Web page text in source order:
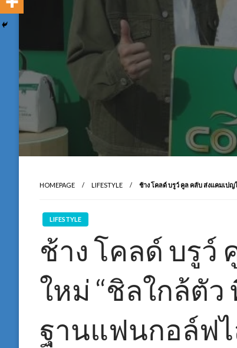
HOMEPAGE LIFESTYLE ช้าง โคลด์ บรูว์ คูล คลับ ส่งแคมเ
LIFESTYLE
ช้าง โคลด์ บรูว์
ใหม่ “ชิลใกล้ตัว
ฐานแฟนกอล์ฟ